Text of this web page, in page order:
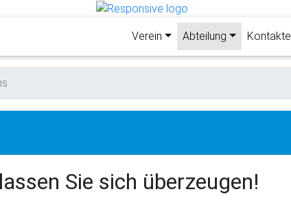
Verein Abteilung Kontakte
Sie sich überzeugen!